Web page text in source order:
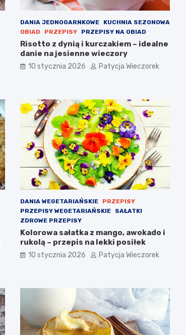
DANIA JEDNOGARNKOWE
KUCHNIA SEZONOWA
OBIAD
PRZEPISY PRZEPISY NA OBIAD
Risotto z dynią i kurczakiem – idealne
danie na jesienne wieczory
10 stycznia 2026 Patycja Wieczorek
DANIA WEGETARIAŃSKIE
PRZEPISY
PRZEPISY WEGETARIAŃSKIE
SAŁATKI
ZDROWE PRZEPISY
Kolorowa sałatka z mango, awokado i
rukolą – przepis na lekki posiłek
10 stycznia 2026 Patycja Wieczorek